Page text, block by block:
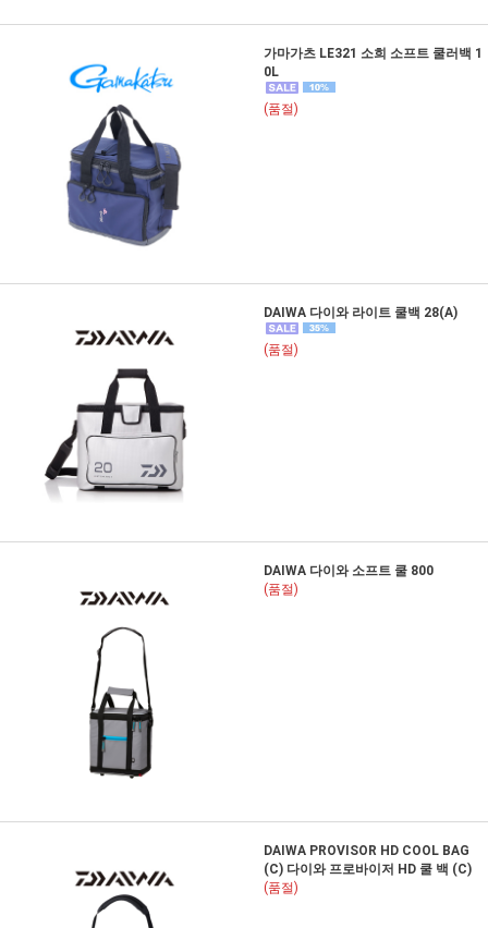
가마가츠 LE321 소희 소프트 쿨러백 1
0L
(품절)
DAIWA 다이와 라이트 쿨백 28(A)
(품절)
DAIWA 다이와 소프트 쿨 800
(품절)
DAIWA PROVISOR HD COOL BAG
(C) 다이와 프로바이저 HD 쿨 백 (C)
(품절)